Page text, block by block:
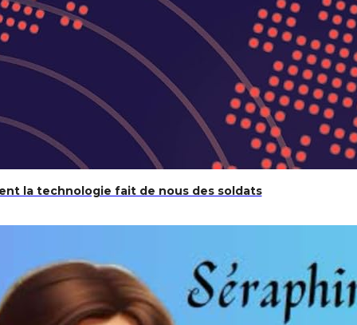
la technologie fait de nous des soldats